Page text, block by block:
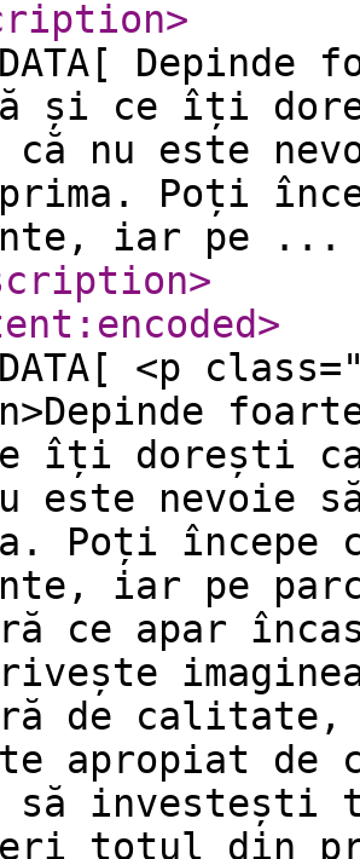
>
și ce îți
că nu este
Poți
iar pe
>
>
<p
îți dorești ca
este nevoie
Poți începe
iar pe
ce apar
de
apropiat de
să investești
totul din